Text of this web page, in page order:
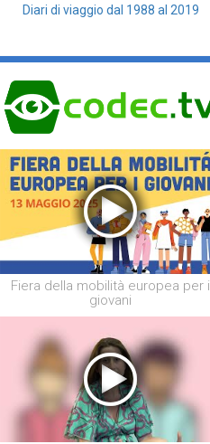
Diari di viaggio dal 1988 al 2019
Fiera della mobilità europea per i
giovani